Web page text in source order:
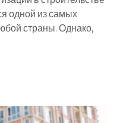
одной из самых
страны. Однако,